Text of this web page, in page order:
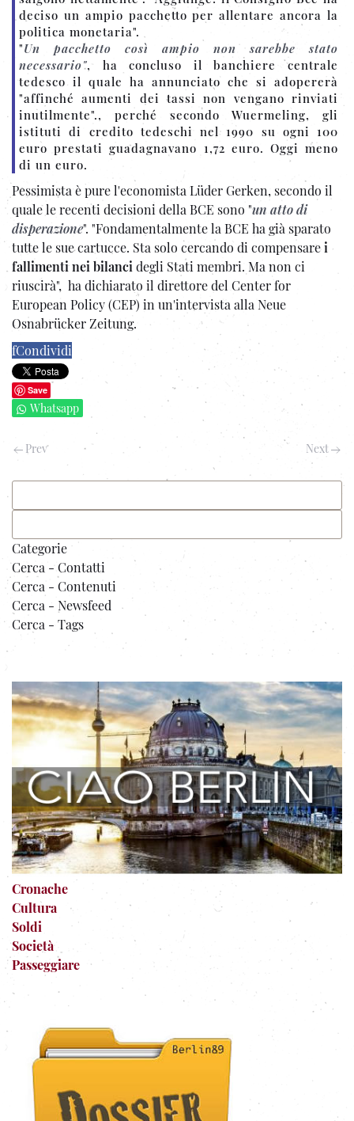
deciso un ampio pacchetto per allentare ancora la
politica monetaria".
"Un pacchetto così ampio non sarebbe stato
necessario", ha concluso il banchiere centrale
tedesco il quale ha annunciato che si adopererà
"affinché aumenti dei tassi non vengano rinviati
inutilmente"., perché secondo Wuermeling, gli
istituti di credito tedeschi nel 1990 su ogni 100
euro prestati guadagnavano 1,72 euro. Oggi meno
di un euro.
Pessimista è pure l'economista Lüder Gerken, secondo il
quale le recenti decisioni della BCE sono "un atto di
disperazione". "Fondamentalmente la BCE ha già sparato
tutte le sue cartucce. Sta solo cercando di compensarei
fallimenti nei bilancidegli Stati membri. Ma non ci
riuscirà", ha dichiarato il direttore del Center for
European Policy (CEP) in un'intervista alla Neue
Osnabrücker Zeitung.
fCondividi
Save
Whatsapp
Prev Next
Categorie
Cerca - Contatti
Cerca - Contenuti
Cerca - Newsfeed
Cerca - Tags
Cronache
Cultura
Soldi
Società
Passeggiare